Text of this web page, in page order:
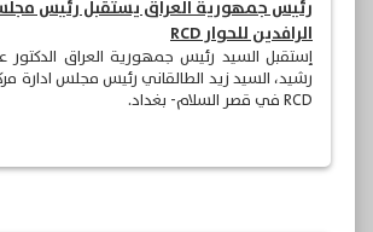
رئيس جمهورية العراق يستقبل رئيس
الرافدين للحوار RCD
إستقبل السيد رئيس جمهورية العراق الدكتور
رشيد، السيد زيد الطالقاني رئيس مجلس ادارة
RCD في قصر السلام- بغداد.